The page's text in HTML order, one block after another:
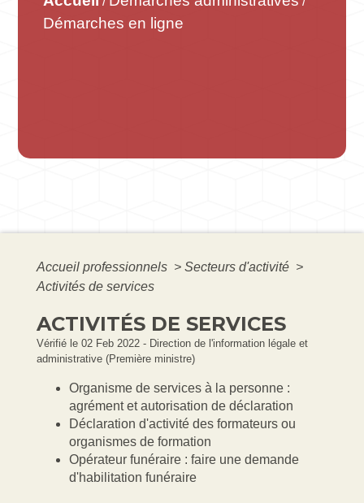
Démarches en ligne
Accueil professionnels > Secteurs d'activité >
Activités de services
ACTIVITÉS DE SERVICES
Vérifié le 02 Feb 2022 - Direction de l'information légale et
administrative (Première ministre)
Organisme de services à la personne :
agrément et autorisation de déclaration
Déclaration d'activité des formateurs ou
organismes de formation
Opérateur funéraire : faire une demande
d'habilitation funéraire